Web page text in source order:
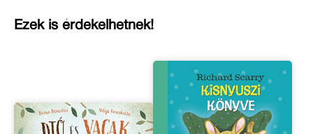
Ezek is érdekelhetnek!